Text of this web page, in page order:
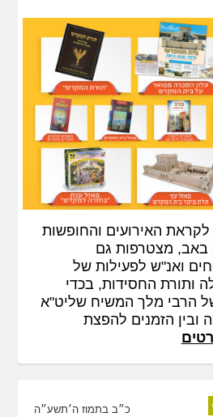
האירועים והחופשות
מצטרפות גם
ואנ"ש לפעילות של
ותורת החסידות, בכדי
הרבי מלך המשיח שליט"א
ובין הזמנים להפצת
כ״ב בתמוז ה׳תשע״ה